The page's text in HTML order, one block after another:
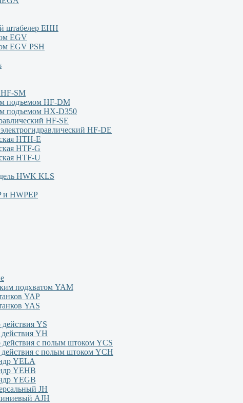
штабелер ЕНН
EGV
EGV PSH
SM
подъемом HF-DM
подъемом HX-D350
HF-SE
HF-DE
HTH-E
HTF-G
HTF-U
HWK KLS
и HWPEP
подхватом YAM
YAP
YAS
YS
действия YН
действия с полым штоком YСS
действия с полым штоком YСН
YELA
YEHВ
YEGВ
JH
АJH